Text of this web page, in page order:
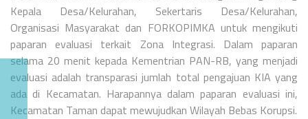
Kepala Desa/Kelurahan, Sekertaris Desa/Kelurahan,
Organisasi Masyarakat dan FORKOPIMKA untuk mengikuti
paparan evaluasi terkait Zona Integrasi. Dalam paparan
selama 20 menit kepada Kementrian PAN-RB, yang menjadi
evaluasi adalah transparasi jumlah total pengajuan KIA yang
ada di Kecamatan. Harapannya dalam paparan evaluasi ini,
Kecamatan Taman dapat mewujudkan Wilayah Bebas Korupsi.